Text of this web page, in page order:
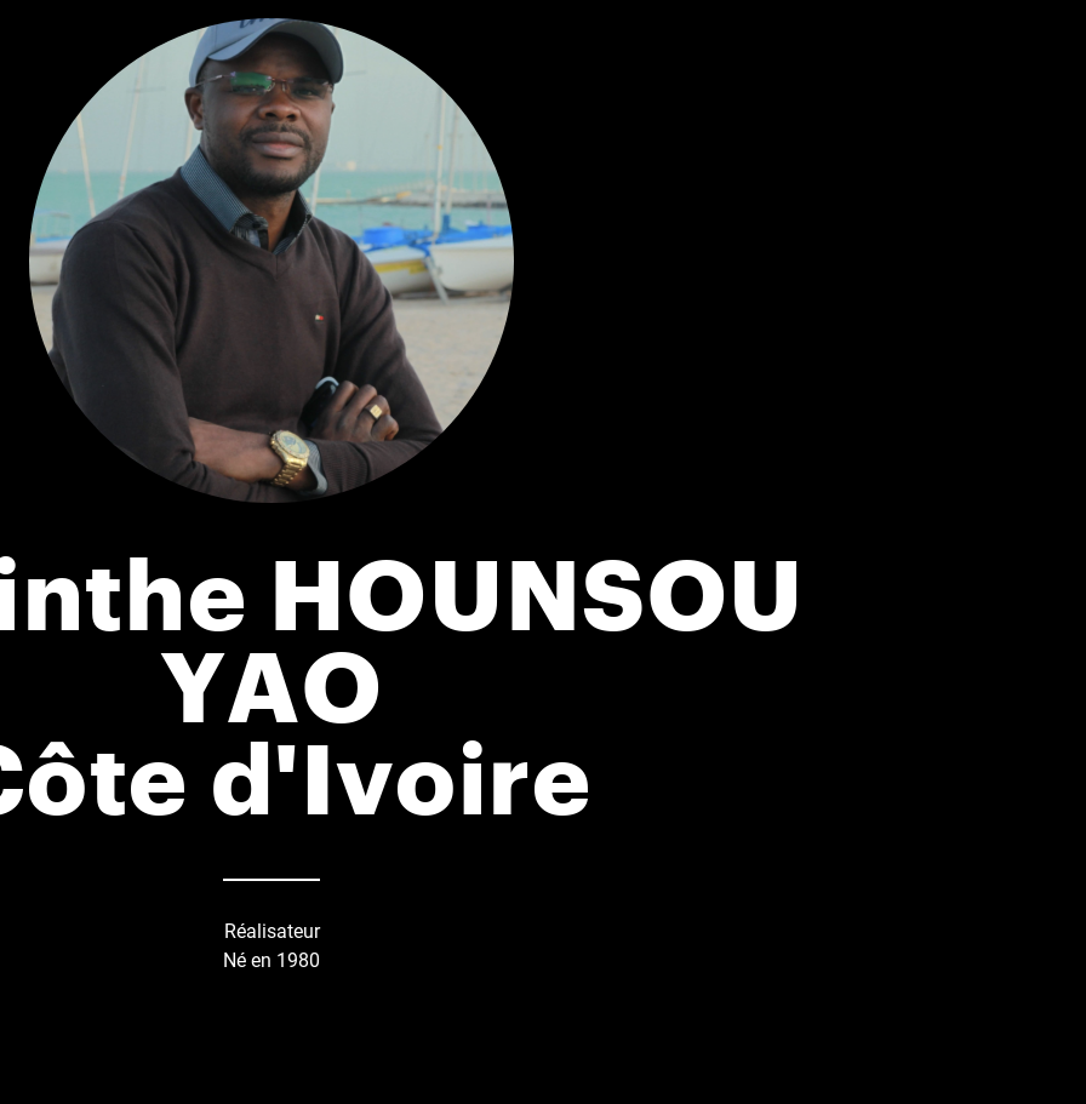
HOUNSOU
YAO
d'Ivoire
Réalisateur
Né en 1980